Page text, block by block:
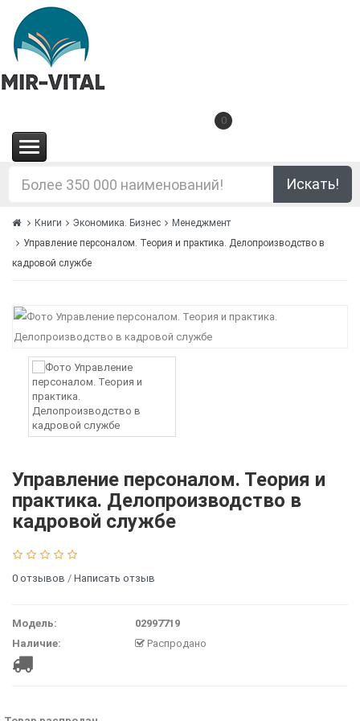
0
Искать!
Книги Экономика. Бизнес
Менеджмент
Управление персоналом. Теория и практика. Делопроизводство в
кадровой службе
Управление персоналом. Теория и
практика. Делопроизводство в
кадровой службе
0 отзывов / Написать отзыв
Модель:
02997719
Наличие:
Распродано